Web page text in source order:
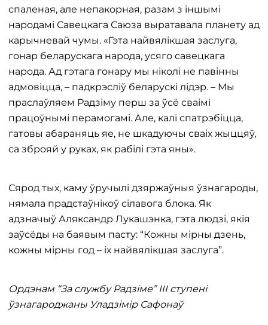
спаленая, але непакорная, разам з іншымі
народамі Савецкага Саюза выратавала планету ад
карычневай чумы. «Гэта найвялікшая заслуга,
гонар беларускага народа, усяго савецкага
народа. Ад гэтага гонару мы ніколі не павінны
адмовіцца, – падкрэсліў беларускі лідэр. – Мы
праслаўляем Радзіму перш за ўсё сваімі
працоўнымі перамогамі. Але, калі спатрэбіцца,
гатовы абараняць яе, не шкадуючы сваіх жыццяў,
са зброяй у руках, як рабілі гэта яны».
Сярод тых, каму ўручылі дзяржаўныя ўзнагароды,
нямала прадстаўнікоў сілавога блока. Як
адзначыў Аляксандр Лукашэнка, гэта людзі, якія
заўсёды на баявым пасту: “Кожны мірны дзень,
кожны мірны год – іх найвялікшая заслуга”.
Ордэнам “За службу Радзіме” III ступені
ўзнагароджаны Уладзімір Сафонаў